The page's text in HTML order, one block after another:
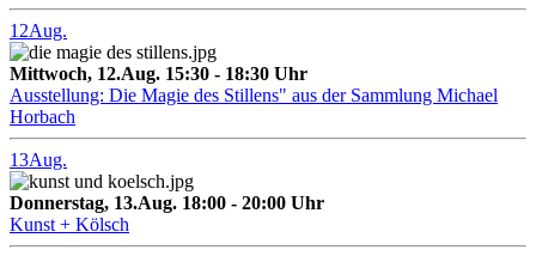
12Aug.
Mittwoch, 12.Aug. 15:30 - 18:30 Uhr
Ausstellung: Die Magie des Stillens" aus der Sammlung Michael
Horbach
13Aug.
Donnerstag, 13.Aug. 18:00 - 20:00 Uhr
Kunst + Kölsch